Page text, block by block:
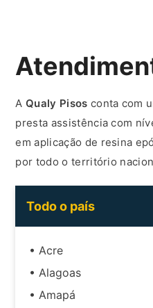
AQualy Pisos conta com
presta assistência com
em aplicação de resina
por todo o território
Todo o país
• Acre
• Alagoas
• Amapá